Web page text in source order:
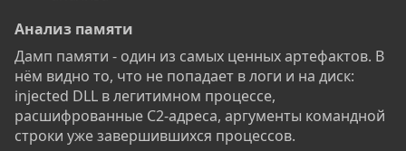
Анализ памяти​
Дамп памяти - один из самых ценных артефактов. В
нём видно то, что не попадает в логи и на диск:
injected DLL в легитимном процессе,
расшифрованные C2-адреса, аргументы командной
строки уже завершившихся процессов.